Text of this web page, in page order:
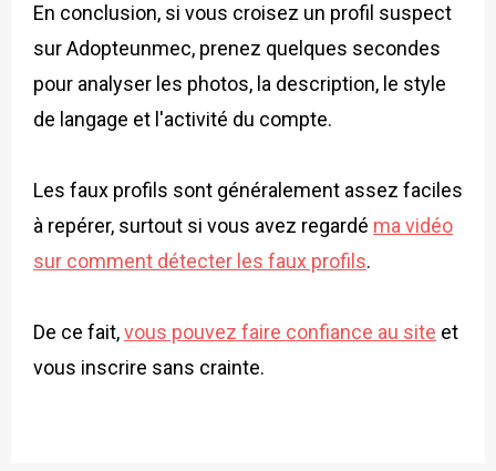
En conclusion, si vous croisez un profil suspect
sur Adopteunmec, prenez quelques secondes
pour analyser les photos, la description, le style
de langage et l'activité du compte.
Les faux profils sont généralement assez faciles
à repérer, surtout si vous avez regardé ma vidéo
sur comment détecter les faux profils.
De ce fait,vous pouvez faire confiance au site et
vous inscrire sans crainte.